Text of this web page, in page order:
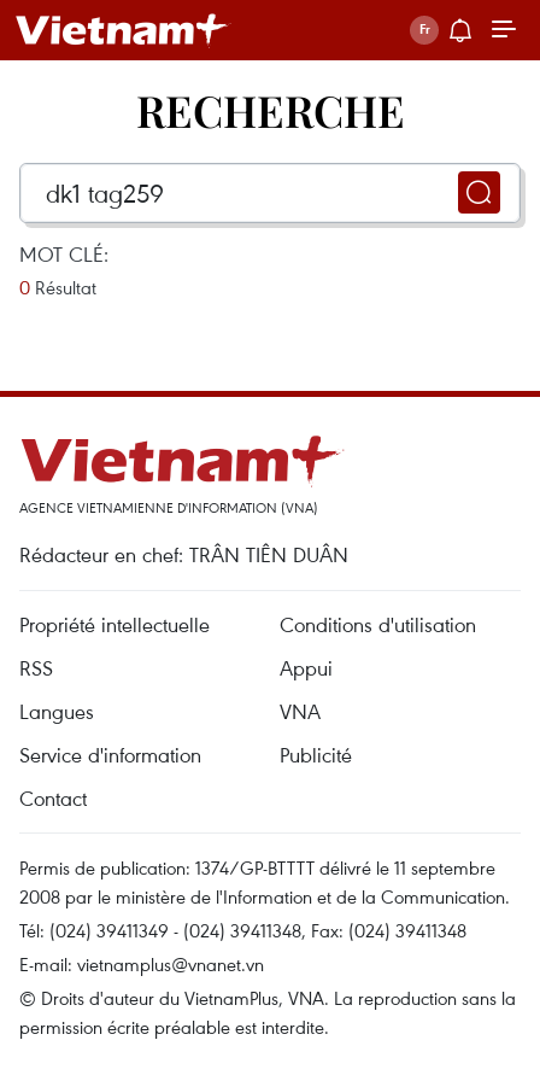
RECHERCHE
MOT CLÉ:
0 Résultat
AGENCE VIETNAMIENNE D'INFORMATION (VNA)
Rédacteur en chef: TRÂN TIÊN DUÂN
Propriété intellectuelle
Conditions d'utilisation
RSS
Appui
Langues
VNA
Service d'information
Publicité
Contact
Permis de publication: 1374/GP-BTTTT délivré le 11 septembre
2008 par le ministère de l'Information et de la Communication.
Tél: (024) 39411349 - (024) 39411348, Fax: (024) 39411348
E-mail: vietnamplus@vnanet.vn
© Droits d'auteur du VietnamPlus, VNA. La reproduction sans la
permission écrite préalable est interdite.